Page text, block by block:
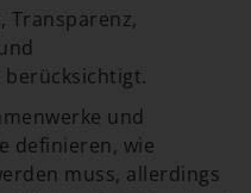
Transparenz,
und
definieren, wie
muss, allerdings